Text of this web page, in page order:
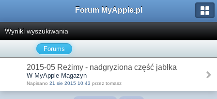
Forum MyApple.pl
Wyniki wyszukiwania
Forums
2015-05 Reżimy - nadgryziona część jabłka
W MyApple Magazyn
Napisano 21 sie 2015 10:43 przez tomasz